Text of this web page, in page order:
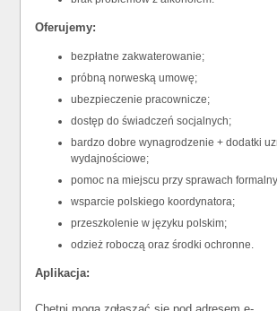
Oferujemy:
bezpłatne zakwaterowanie;
próbną norweską umowę;
ubezpieczenie pracownicze;
dostęp do świadczeń socjalnych;
bardzo dobre wynagrodzenie + dodatki
wydajnościowe;
pomoc na miejscu przy sprawach
wsparcie polskiego koordynatora;
przeszkolenie w języku polskim;
odzież roboczą oraz środki ochronne.
Aplikacja: